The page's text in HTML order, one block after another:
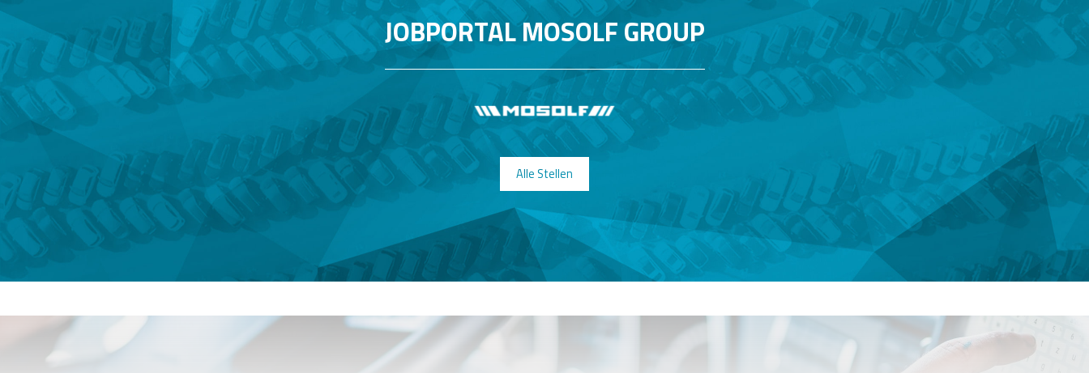
JOBPORTAL MOSOLF GROUP
Alle Stellen